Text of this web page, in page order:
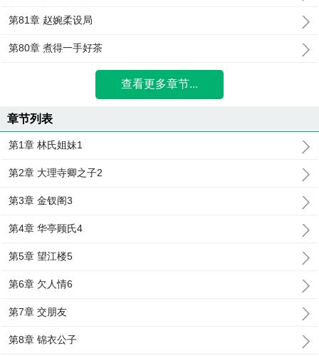
第81章 赵婉柔设局
第80章 煮得一手好茶
查看更多章节...
章节列表
第1章 林氏姐妹1
第2章 大理寺卿之子2
第3章 金钗阁3
第4章 华亭顾氏4
第5章 望江楼5
第6章 欠人情6
第7章 交朋友
第8章 锦衣公子